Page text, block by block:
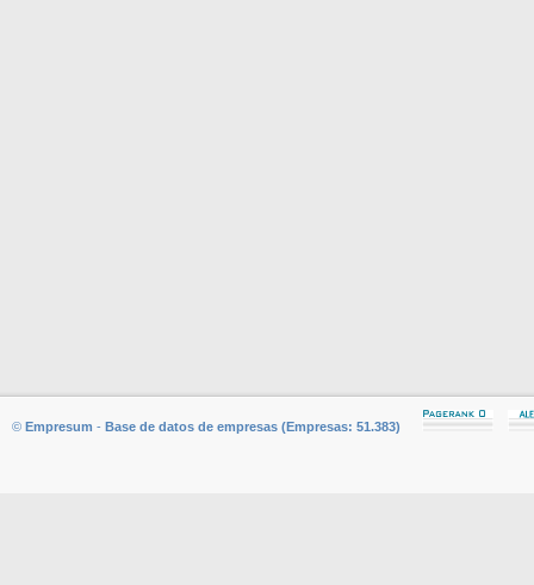
© Empresum - Base de datos de empresas (Empresas: 51.383)